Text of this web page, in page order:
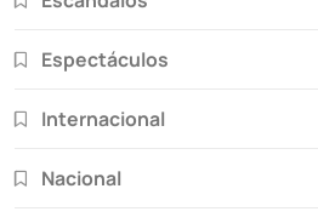
Espectáculos
Internacional
Nacional